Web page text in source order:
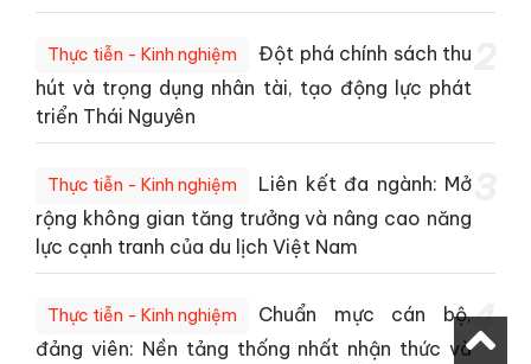
Thực tiễn - Kinh nghiệm
Đột phá chính sách thu
hút và trọng dụng nhân tài, tạo động lực phát
triển Thái Nguyên
Thực tiễn - Kinh nghiệm
Liên kết đa ngành: Mở
rộng không gian tăng trưởng và nâng cao năng
lực cạnh tranh của du lịch Việt Nam
Thực tiễn - Kinh nghiệm
Chuẩn mực cán bộ,
đảng viên: Nền tảng thống nhất nhận thức và
4